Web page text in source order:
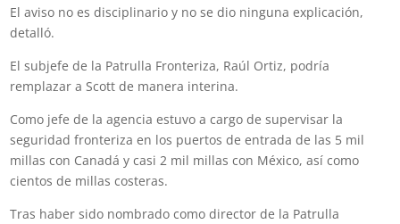
El aviso no es disciplinario y no se dio ninguna explicación,
detalló.
El subjefe de la Patrulla Fronteriza, Raúl Ortiz, podría
remplazar a Scott de manera interina.
Como jefe de la agencia estuvo a cargo de supervisar la
seguridad fronteriza en los puertos de entrada de las 5 mil
millas con Canadá y casi 2 mil millas con México, así como
cientos de millas costeras.
Tras haber sido nombrado como director de la Patrulla